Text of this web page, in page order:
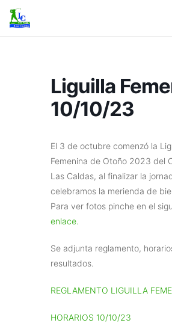
Liguilla
10/10/23
El 3 de octubre comenzó la
Femenina de Otoño 2023 del
Las Caldas, al finalizar la
celebramos la merienda de
Para ver fotos pinche en el
enlace.
Se adjunta reglamento,
resultados.
REGLAMENTO LIGUILLA
HORARIOS 10/10/23